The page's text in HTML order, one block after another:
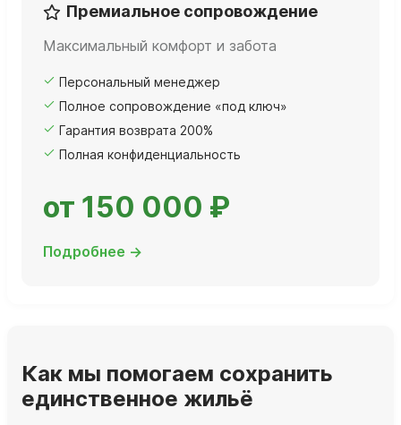
Премиальное сопровождение
Максимальный комфорт и забота
Персональный менеджер
Полное сопровождение «под ключ»
Гарантия возврата 200%
Полная конфиденциальность
от 150 000 ₽
Подробнее →
Как мы помогаем сохранить
единственное жильё